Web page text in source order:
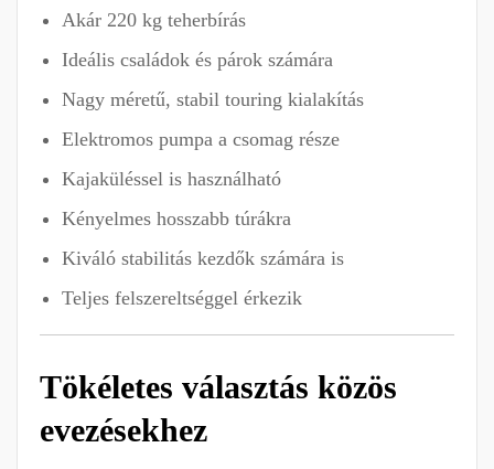
Akár 220 kg teherbírás
Ideális családok és párok számára
Nagy méretű, stabil touring kialakítás
Elektromos pumpa a csomag része
Kajaküléssel is használható
Kényelmes hosszabb túrákra
Kiváló stabilitás kezdők számára is
Teljes felszereltséggel érkezik
Tökéletes választás közös
evezésekhez